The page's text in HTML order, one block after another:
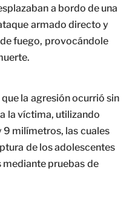
a bordo de una
armado directo y
fuego, provocándole
la agresión ocurrió sin
la víctima, utilizando
milímetros, las cuales
de los adolescentes
pruebas de